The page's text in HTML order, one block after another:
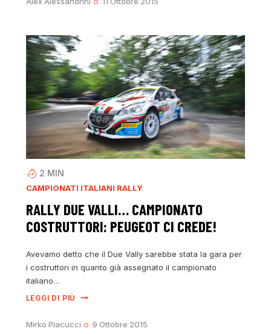
2 MIN
CAMPIONATI ITALIANI RALLY
RALLY DUE VALLI… CAMPIONATO
COSTRUTTORI: PEUGEOT CI CREDE!
Avevamo detto che il Due Vally sarebbe stata la gara per
i costruttori in quanto già assegnato il campionato
italiano…
LEGGI DI PIÙ
Mirko Placucci 9 Ottobre 2015